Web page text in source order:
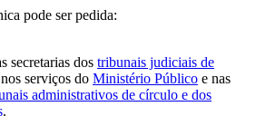
pode ser pedida:
secretarias dos tribunais judiciais de
serviços do Ministério Público e nas
administrativos de círculo e dos
.